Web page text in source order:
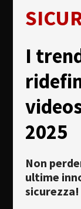
Newsletter
Lingua
I
2025
Non
ultime
sicurezza!